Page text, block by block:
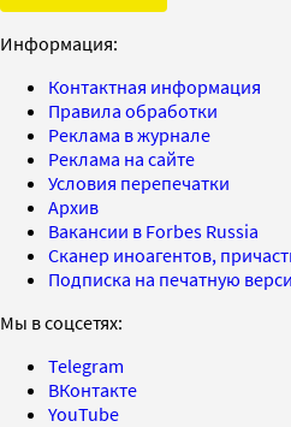
Информация:
Контактная информация
Правила обработки
Реклама в журнале
Реклама на сайте
Условия перепечатки
Архив
Вакансии в Forbes Russia
Сканер иноагентов,
Подписка на печатную
Мы в соцсетях:
Telegram
ВКонтакте
YouTube